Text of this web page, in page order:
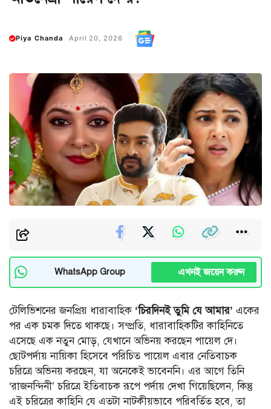
Piya Chanda April 20, 2026
WhatsApp Group এখনই জয়েন করুন
টেলিভিশনের জনপ্রিয় ধারাবাহিক ‘চিরদিনই তুমি যে আমার’ একের
পর এক চমক দিতে থাকছে। সম্প্রতি, ধারাবাহিকটির কাহিনিতে
এসেছে এক নতুন মোড়, যেখানে অভিনয় করছেন পায়েল দে।
ছোটপর্দায় নায়িকা হিসেবে পরিচিত পায়েল এবার নেতিবাচক
চরিত্রে অভিনয় করছেন, যা অনেকেই ভাবেননি। এর আগে তিনি
‘রাজনন্দিনী’ চরিত্রে ইতিবাচক রূপে পর্দায় দেখা গিয়েছিলেন, কিন্তু
এই চরিত্রের কাহিনি যে এতটা নাটকীয়ভাবে পরিবর্তিত হবে, তা